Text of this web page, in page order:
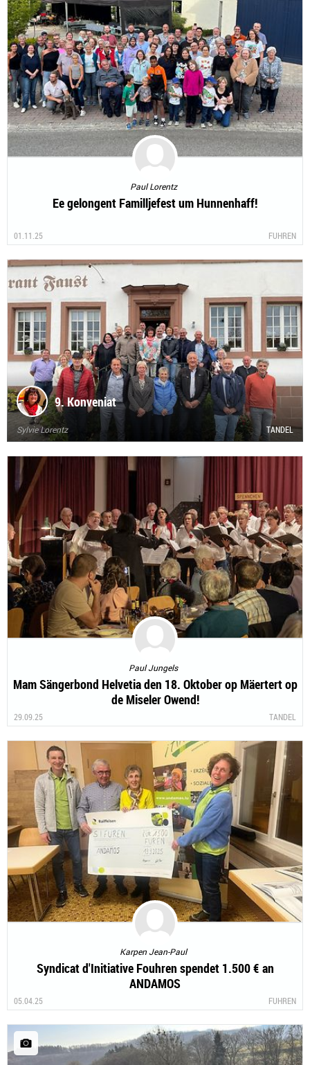
Paul Lorentz
Ee gelongent Familljefest um Hunnenhaff!
01.11.25 FUHREN
9. Konveniat
Sylvie Lorentz TANDEL
Paul Jungels
Mam Sängerbond Helvetia den 18. Oktober op Mäertert op
de Miseler Owend!
29.09.25 TANDEL
Karpen Jean-Paul
Syndicat d'Initiative Fouhren spendet 1.500 € an
ANDAMOS
05.04.25 FUHREN